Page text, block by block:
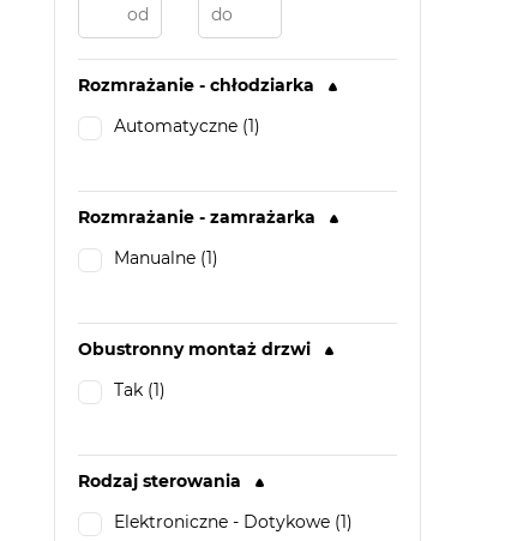
Rozmrażanie - chłodziarka
Automatyczne (1)
Rozmrażanie - zamrażarka
Manualne (1)
Obustronny montaż drzwi
Tak (1)
Rodzaj sterowania
Elektroniczne - Dotykowe (1)